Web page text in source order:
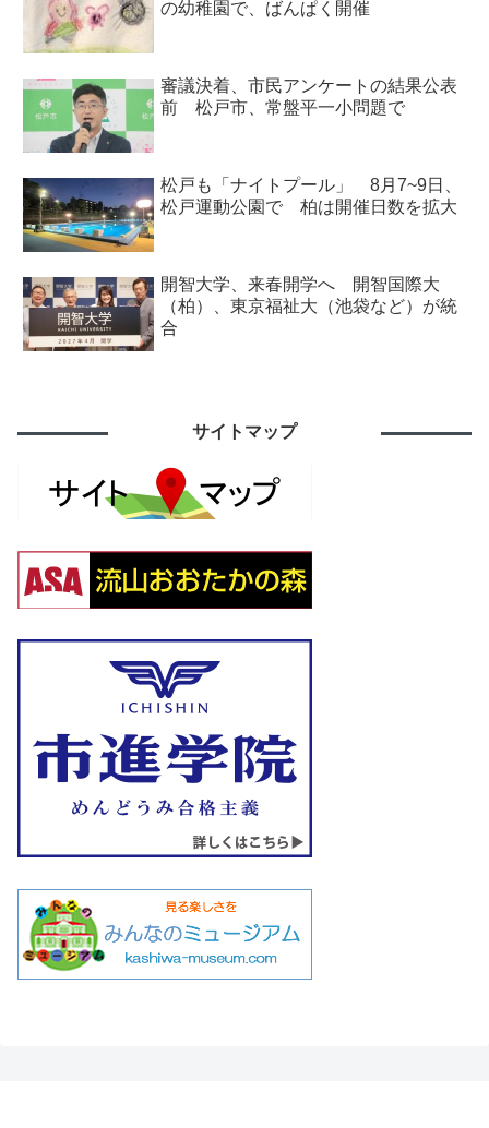
の幼稚園で、ばんぱく開催
審議決着、市民アンケートの結果公表
前 松戸市、常盤平一小問題で
松戸も「ナイトプール」 8月7~9日、
松戸運動公園で 柏は開催日数を拡大
開智大学、来春開学へ 開智国際大
（柏）、東京福祉大（池袋など）が統
合
サイトマップ